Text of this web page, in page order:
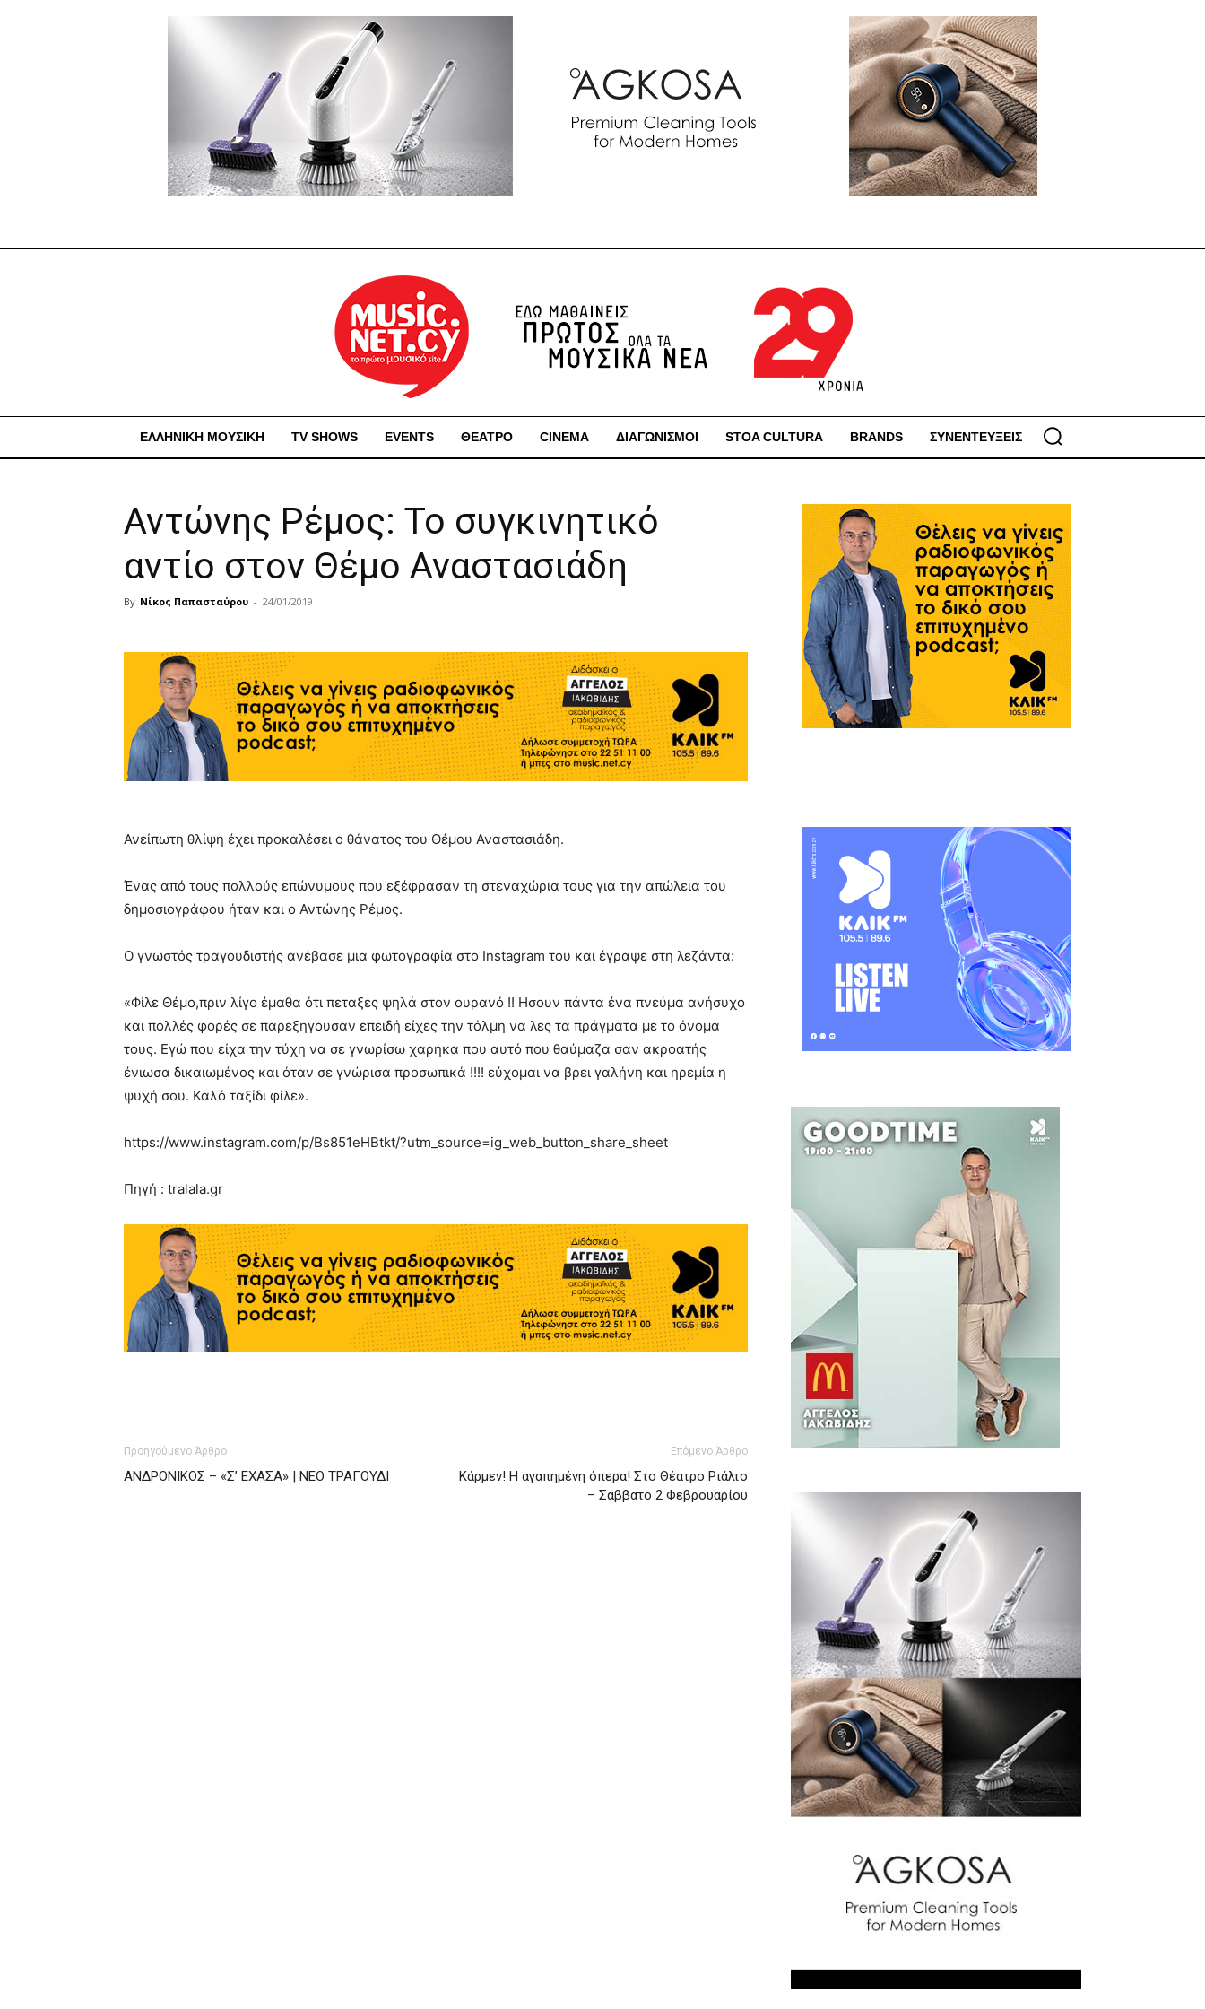
ΕΛΛΗΝΙΚΗ ΜΟΥΣΙΚΗ TV SHOWS EVENTS ΘΕΑΤΡΟ CINEMA ΔΙΑΓΩΝΙΣΜΟΙ STOA CULTURA BRANDS ΣΥΝΕΝΤΕΥΞΕΙΣ
Αντώνης Ρέμος: Το συγκινητικό
αντίο στον Θέμο Αναστασιάδη
By Νίκος Παπασταύρου - 24/01/2019
Ανείπωτη θλίψη έχει προκαλέσει ο θάνατος του Θέμου Αναστασιάδη.
Ένας από τους πολλούς επώνυμους που εξέφρασαν τη στεναχώρια τους για την απώλεια του
δημοσιογράφου ήταν και ο Αντώνης Ρέμος.
Ο γνωστός τραγουδιστής ανέβασε μια φωτογραφία στο Instagram του και έγραψε στη λεζάντα:
«Φίλε Θέμο,πριν λίγο έμαθα ότι πεταξες ψηλά στον ουρανό !! Ησουν πάντα ένα πνεύμα ανήσυχο
και πολλές φορές σε παρεξηγουσαν επειδή είχες την τόλμη να λες τα πράγματα με το όνομα
τους. Εγώ που είχα την τύχη να σε γνωρίσω χαρηκα που αυτό που θαύμαζα σαν ακροατής
ένιωσα δικαιωμένος και όταν σε γνώρισα προσωπικά !!!! εύχομαι να βρει γαλήνη και ηρεμία η
ψυχή σου. Καλό ταξίδι φίλε».
https://www.instagram.com/p/Bs851eHBtkt/?utm_source=ig_web_button_share_sheet
Πηγή : tralala.gr
Προηγούμενο Άρθρο
ΑΝΔΡΟΝΙΚΟΣ – «Σ’ ΕΧΑΣΑ» | ΝΕΟ ΤΡΑΓΟΥΔΙ
Επόμενο Άρθρο
Κάρμεν! Η αγαπημένη όπερα! Στο Θέατρο Ριάλτο
– Σάββατο 2 Φεβρουαρίου